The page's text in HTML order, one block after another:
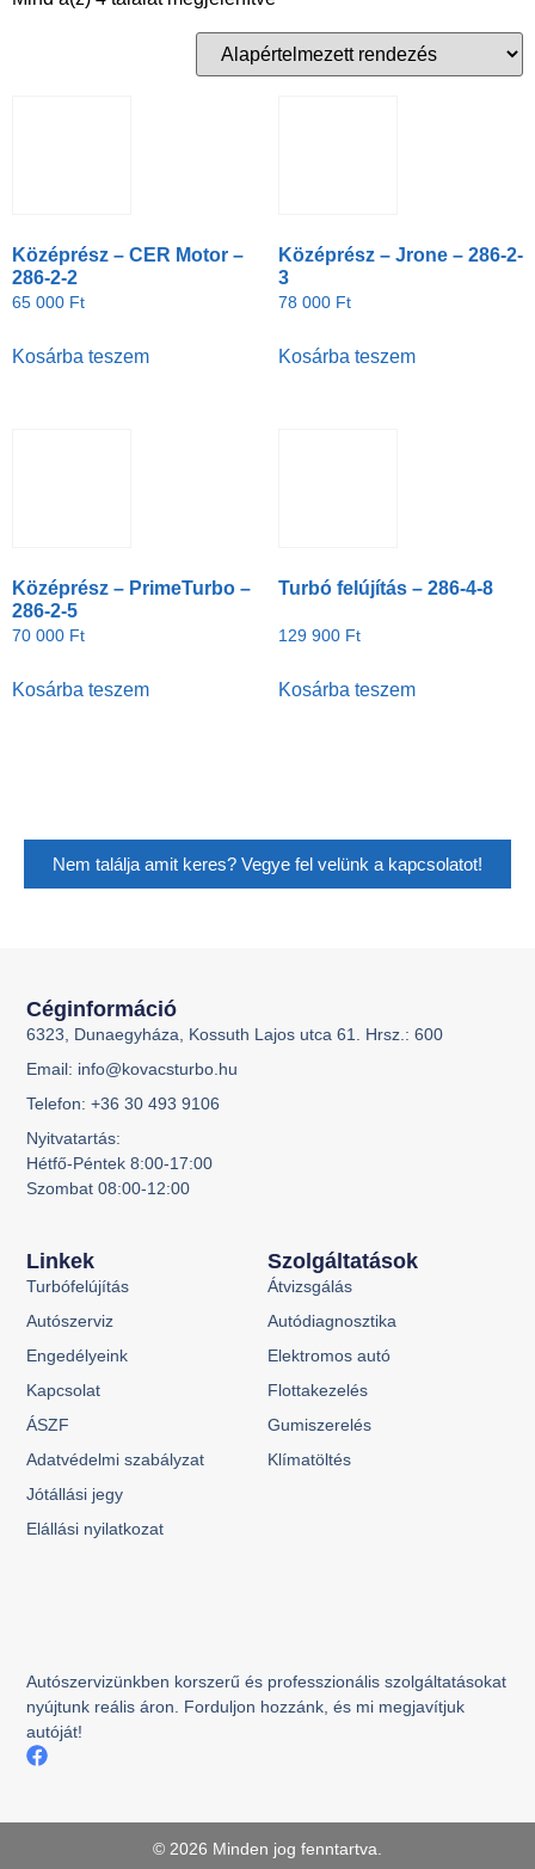
Középrész – CER Motor –
286-2-2
65 000 Ft
Kosárba teszem
Középrész – Jrone – 286-2-
3
78 000 Ft
Kosárba teszem
Középrész – PrimeTurbo –
286-2-5
70 000 Ft
Kosárba teszem
Turbó felújítás – 286-4-8
129 900 Ft
Kosárba teszem
Nem találja amit keres? Vegye fel velünk a kapcsolatot!
Autószervizünkben korszerű és professzionális szolgáltatásokat
nyújtunk reális áron. Forduljon hozzánk, és mi megjavítjuk
autóját!
Szolgáltatások
Átvizsgálás
Autódiagnosztika
Elektromos autó
Flottakezelés
Gumiszerelés
Klímatöltés
Linkek
Turbófelújítás
Autószerviz
Engedélyeink
Kapcsolat
ÁSZF
Adatvédelmi szabályzat
Jótállási jegy
Elállási nyilatkozat
Céginformáció
6323, Dunaegyháza, Kossuth Lajos utca 61. Hrsz.: 600
Email: info@kovacsturbo.hu
Telefon: +36 30 493 9106
Nyitvatartás:
Hétfő-Péntek 8:00-17:00
Szombat 08:00-12:00
© 2026 Minden jog fenntartva.